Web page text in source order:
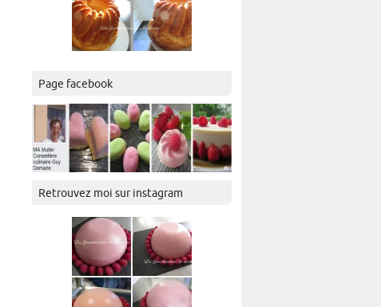
Page facebook
Retrouvez moi sur instagram